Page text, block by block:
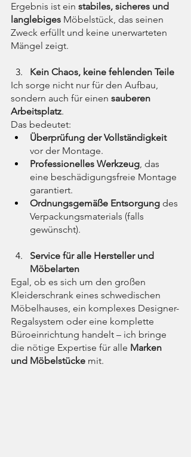
Ergebnis ist ein stabiles, sicheres und
langlebiges Möbelstück, das seinen
Zweck erfüllt und keine unerwarteten
Mängel zeigt.
Kein Chaos, keine fehlenden Teile
Ich sorge nicht nur für den Aufbau,
sondern auch für einen sauberen
Arbeitsplatz.
Das bedeutet:
Überprüfung der Vollständigkeit
vor der Montage.
Professionelles Werkzeug, das
eine beschädigungsfreie Montage
garantiert.
Ordnungsgemäße Entsorgung des
Verpackungsmaterials (falls
gewünscht).
Service für alle Hersteller und
Möbelarten
Egal, ob es sich um den großen
Kleiderschrank eines schwedischen
Möbelhauses, ein komplexes Designer-
Regalsystem oder eine komplette
Büroeinrichtung handelt – ich bringe
die nötige Expertise für alle Marken
und Möbelstücke mit.